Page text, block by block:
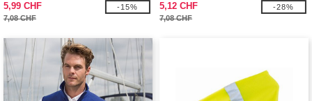
5,99 CHF
7,08 CHF
-15%
5,12 CHF
7,08 CHF
-28%